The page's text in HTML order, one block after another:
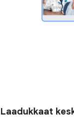
Laadukkaat